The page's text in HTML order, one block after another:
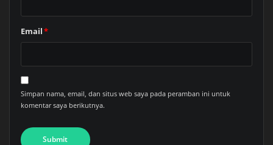
Email*
Simpan nama, email, dan situs web saya pada peramban ini untuk
komentar saya berikutnya.